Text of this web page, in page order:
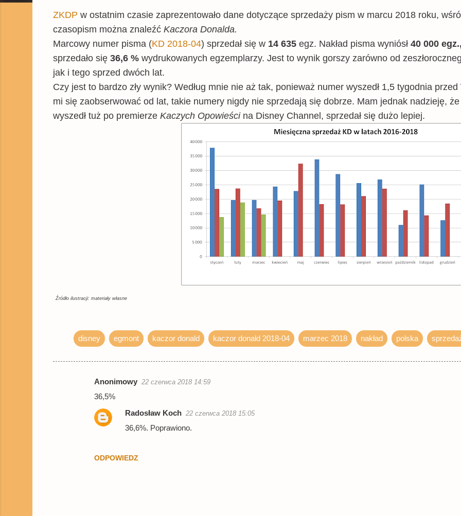
ZKDP w ostatnim czasie zaprezentowało dane dotyczące sprzedaży pism w marcu 2018 roku,
czasopism można znaleźć Kaczora Donalda.
Marcowy numer pisma (KD 2018-04) sprzedał się w 14 635 egz. Nakład pisma wyniósł 40 000
sprzedało się 36,6 % wydrukowanych egzemplarzy. Jest to wynik gorszy zarówno od
jak i tego sprzed dwóch lat.
Czy jest to bardzo zły wynik? Według mnie nie aż tak, ponieważ numer wyszedł 1,5 tygodnia
mi się zaobserwować od lat, takie numery nigdy nie sprzedają się dobrze. Mam jednak nadzieję,
wyszedł tuż po premierze Kaczych Opowieści na Disney Channel, sprzedał się dużo lepiej.
Źródło ilustracji: materiały własne
disney egmont kaczor donald kaczor donald 2018-04 marzec 2018 nakład polska
Anonimowy 22 czerwca 2018 14:59
36,5%
ODPOWIEDZ
Radosław Koch 22 czerwca 2018 15:05
36,6%. Poprawiono.